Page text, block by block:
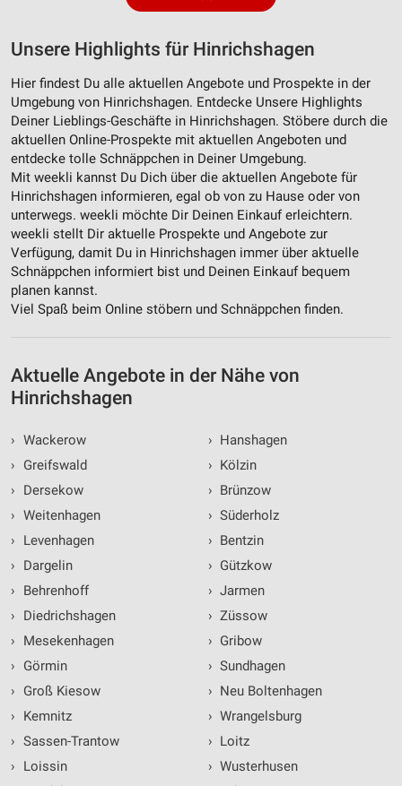
Unsere Highlights für Hinrichshagen
Hier findest Du alle aktuellen Angebote und Prospekte in der
Umgebung von Hinrichshagen. Entdecke Unsere Highlights
Deiner Lieblings-Geschäfte in Hinrichshagen. Stöbere durch die
aktuellen Online-Prospekte mit aktuellen Angeboten und
entdecke tolle Schnäppchen in Deiner Umgebung.
Mit weekli kannst Du Dich über die aktuellen Angebote für
Hinrichshagen informieren, egal ob von zu Hause oder von
unterwegs. weekli möchte Dir Deinen Einkauf erleichtern.
weekli stellt Dir aktuelle Prospekte und Angebote zur
Verfügung, damit Du in Hinrichshagen immer über aktuelle
Schnäppchen informiert bist und Deinen Einkauf bequem
planen kannst.
Viel Spaß beim Online stöbern und Schnäppchen finden.
Aktuelle Angebote in der Nähe von
Hinrichshagen
› Wackerow
›
Greifswald
›
Dersekow
› Weitenhagen
›
Levenhagen
›
Dargelin
›
Behrenhoff
›
Diedrichshagen
›
Mesekenhagen
›
Görmin
›
Groß Kiesow
›
Kemnitz
› Sassen-Trantow
›
Loissin
› Hanshagen
› Kölzin
› Brünzow
› Süderholz
› Bentzin
› Gützkow
› Jarmen
› Züssow
› Gribow
› Sundhagen
› Neu Boltenhagen
› Wrangelsburg
› Loitz
› Wusterhusen
Kombinationen von Daten aus verschiedenen
Quellen
Entwicklung und Verbesserung der Angebote
Verwendung reduzierter Daten zur Auswahl von
Inhalten
IAB-Besonderheiten:
Verwendung genauer Standortdaten
Geräte anhand von aktiv angeforderten
Informationen identifizieren
Nicht-IAB-Verarbeitungszwecke:
Notwendig
Funktional